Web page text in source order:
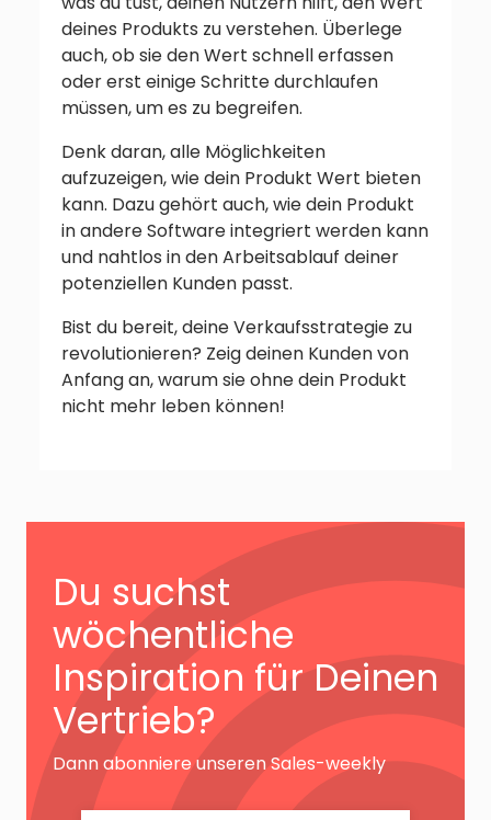
deines Produkts zu verstehen. Überlege
auch, ob sie den Wert schnell erfassen
oder erst einige Schritte durchlaufen
müssen, um es zu begreifen.
Denk daran, alle Möglichkeiten
aufzuzeigen, wie dein Produkt Wert bieten
kann. Dazu gehört auch, wie dein Produkt
in andere Software integriert werden kann
und nahtlos in den Arbeitsablauf deiner
potenziellen Kunden passt.
Bist du bereit, deine Verkaufsstrategie zu
revolutionieren? Zeig deinen Kunden von
Anfang an, warum sie ohne dein Produkt
nicht mehr leben können!
Du suchst
wöchentliche
Inspiration für Deinen
Vertrieb?
Dann abonniere unseren Sales-weekly